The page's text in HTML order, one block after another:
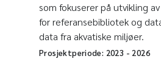
som fokuserer på utvikling
for referansebibliotek og
data fra akvatiske miljøer.
Prosjektperiode: 2023 - 2026